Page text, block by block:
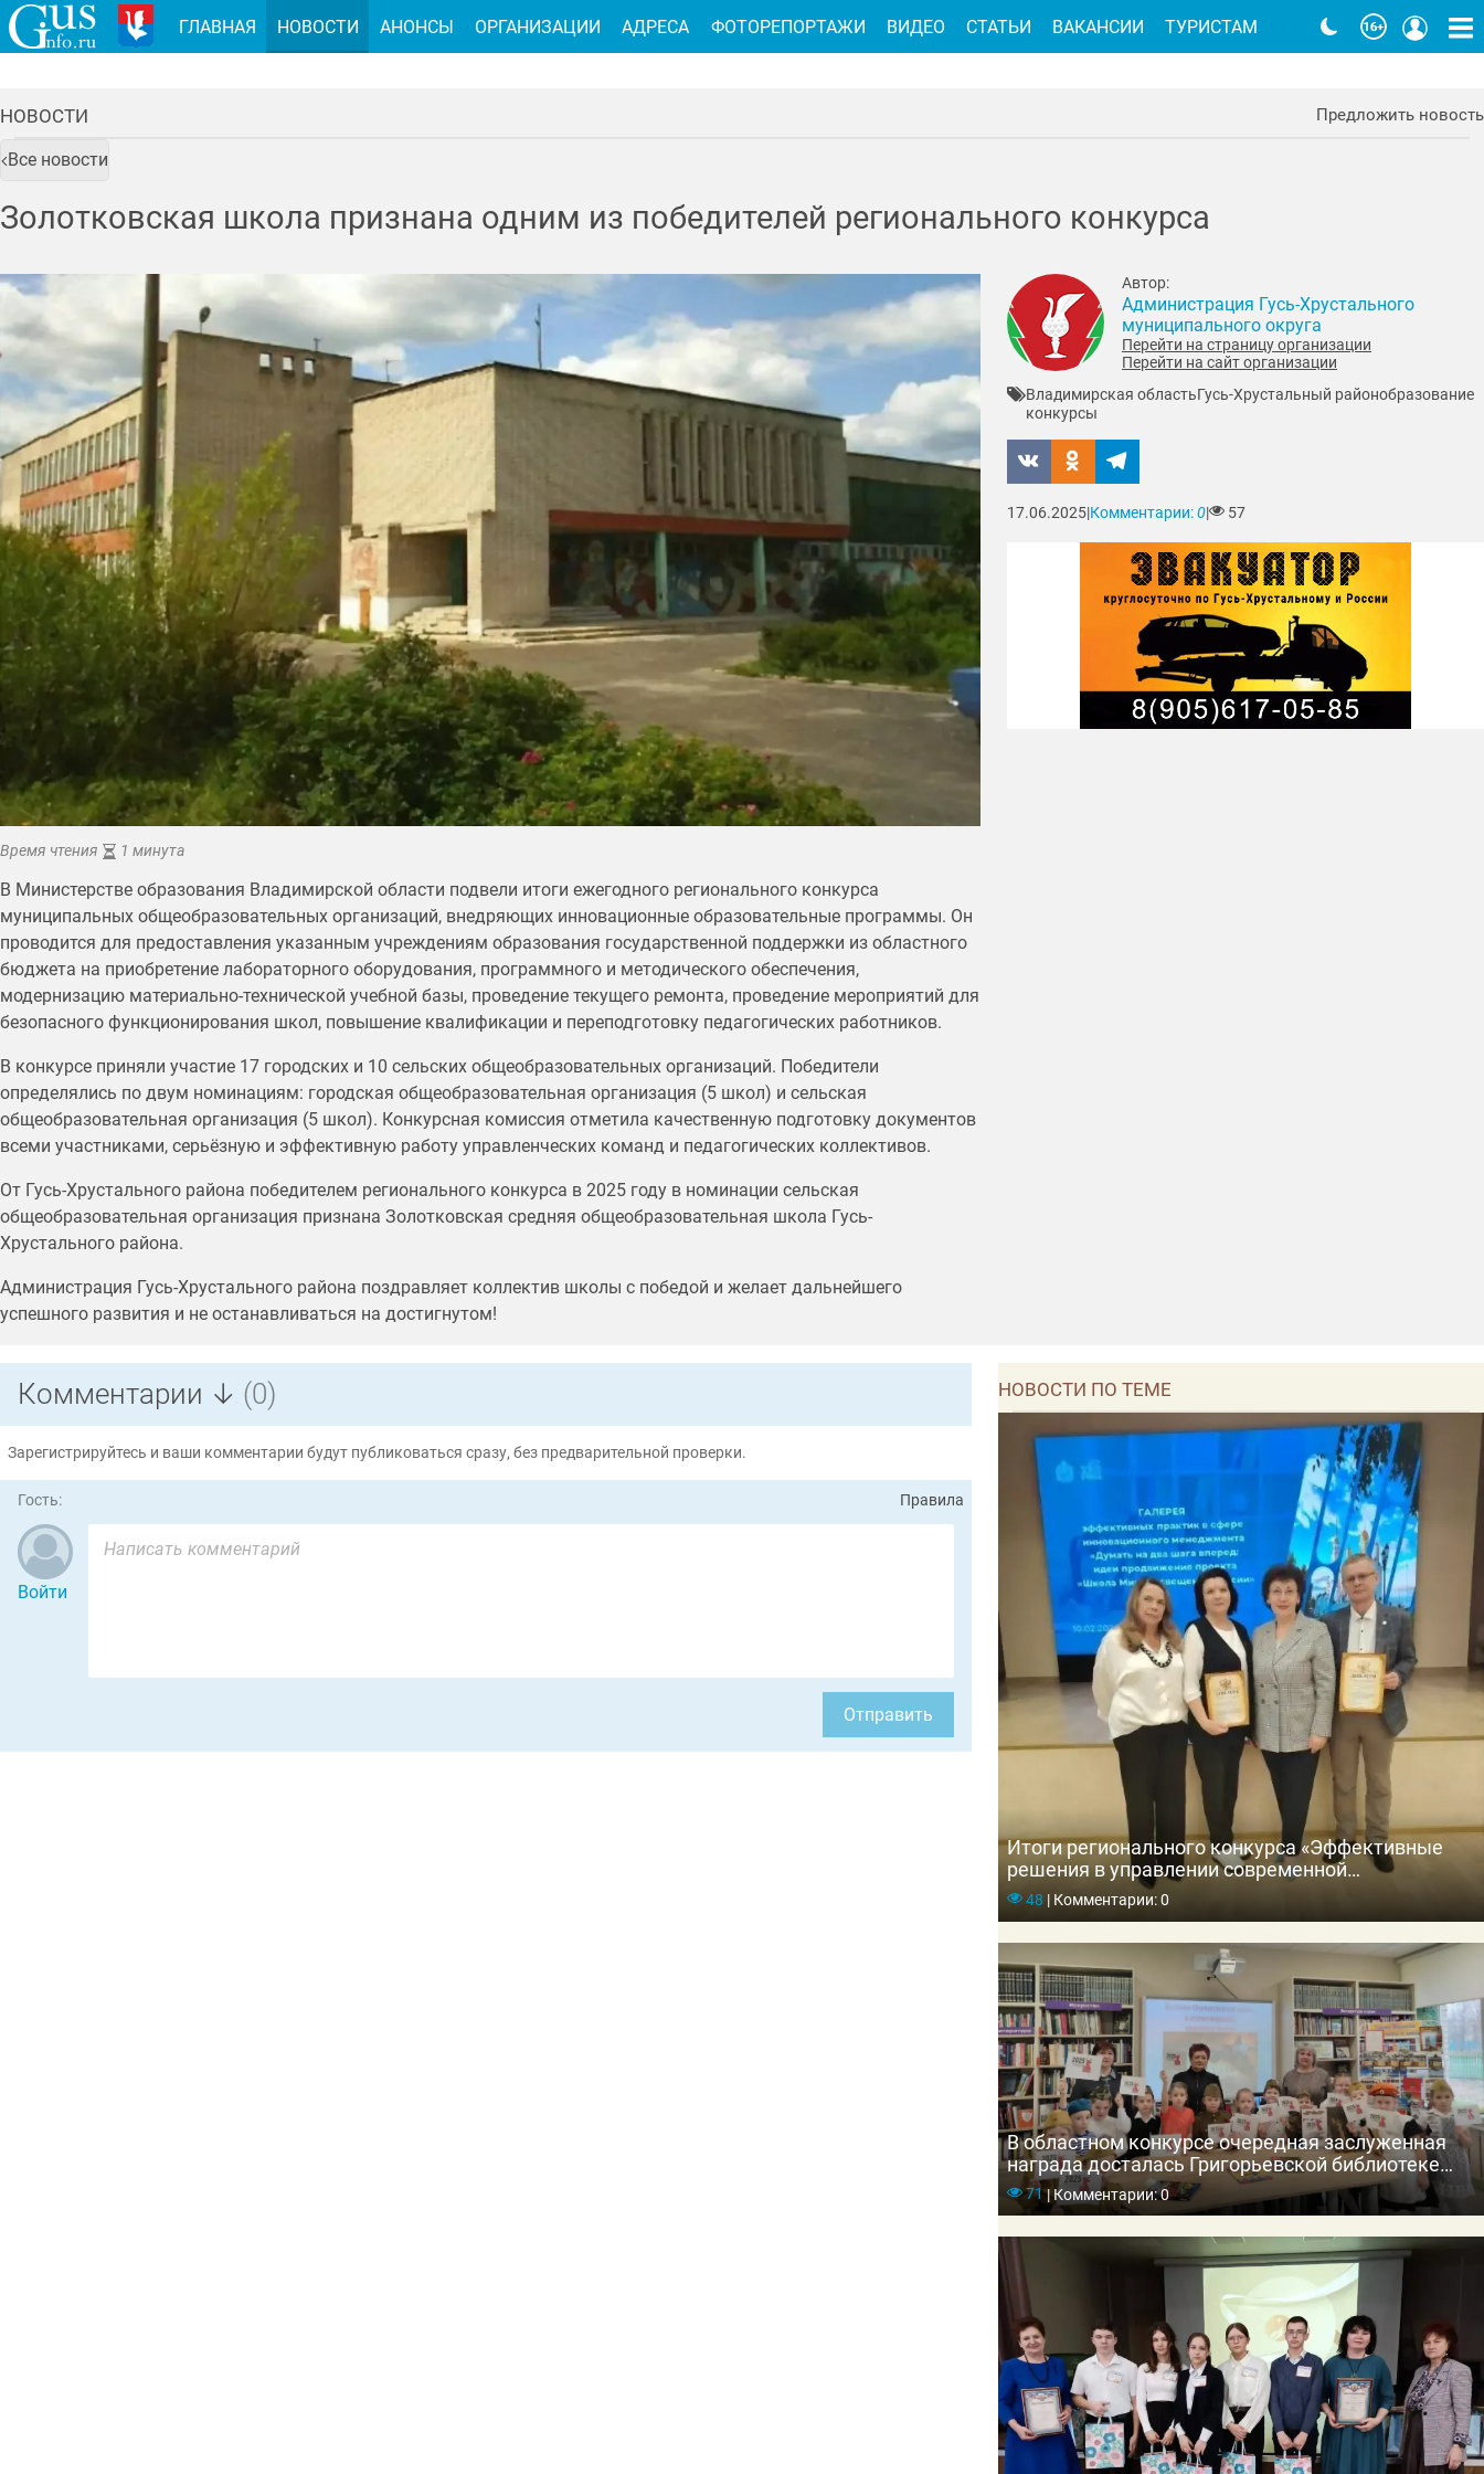
НОВОСТИ Предложить новость
Все новости
Золотковская школа признана одним из победителей регионального конкурса
Время чтения 1 минута
В Министерстве образования Владимирской области подвели итоги ежегодного регионального конкурса
муниципальных общеобразовательных организаций, внедряющих инновационные образовательные программы. Он
проводится для предоставления указанным учреждениям образования государственной поддержки из областного
бюджета на приобретение лабораторного оборудования, программного и методического обеспечения,
модернизацию материально-технической учебной базы, проведение текущего ремонта, проведение мероприятий для
безопасного функционирования школ, повышение квалификации и переподготовку педагогических работников.
В конкурсе приняли участие 17 городских и 10 сельских общеобразовательных организаций. Победители
определялись по двум номинациям: городская общеобразовательная организация (5 школ) и сельская
общеобразовательная организация (5 школ). Конкурсная комиссия отметила качественную подготовку документов
всеми участниками, серьёзную и эффективную работу управленческих команд и педагогических коллективов.
От Гусь-Хрустального района победителем регионального конкурса в 2025 году в номинации сельская
общеобразовательная организация признана Золотковская средняя общеобразовательная школа Гусь-
Хрустального района.
Администрация Гусь-Хрустального района поздравляет коллектив школы с победой и желает дальнейшего
успешного развития и не останавливаться на достигнутом!
Автор:
Администрация Гусь-Хрустального
муниципального округа
Перейти на страницу организации
Перейти на сайт организации
Владимирская областьГусь-Хрустальный районобразование
конкурсы
17.06.2025|Комментарии:0| 57
Комментарии ↓ (0)
Зарегистрируйтесь и ваши комментарии будут публиковаться сразу, без предварительной проверки.
Гость: Правила
Войти
Отправить
НОВОСТИ ПО ТЕМЕ
Итоги регионального конкурса «Эффективные
решения в управлении современной
образовательной организацией: Проектный
подход»
48 |Комментарии: 0
В областном конкурсе очередная заслуженная
награда досталась Григорьевской библиотеке
Гусь-Хрустального района
71|Комментарии: 0
ГЛАВНАЯ НОВОСТИ АНОНСЫ ОРГАНИЗАЦИИ АДРЕСА ФОТОРЕПОРТАЖИ ВИДЕО СТАТЬИ ВАКАНСИИ ТУРИСТАМ